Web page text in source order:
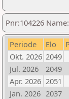
Pnr:104226
Periode Elo
Okt. 2026 2049
Jul. 2026
2049
Apr. 2026 2051
Jan. 2026 2037